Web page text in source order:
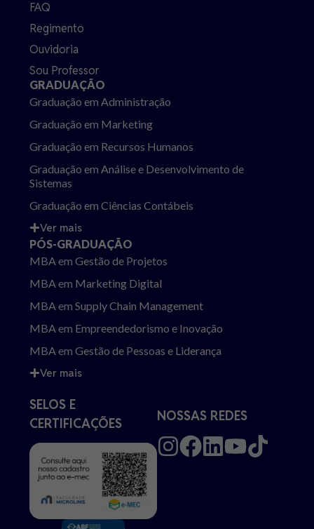
FAQ
Regimento
Ouvidoria
Sou Professor
GRADUAÇÃO
Graduação em Administração
Graduação em Marketing
Graduação em Recursos Humanos
Graduação em Análise e Desenvolvimento de
Sistemas
Graduação em Ciências Contábeis
Ver mais
PÓS-GRADUAÇÃO
MBA em Gestão de Projetos
MBA em Marketing Digital
MBA em Supply Chain Management
MBA em Empreendedorismo e Inovação
MBA em Gestão de Pessoas e Liderança
Ver mais
SELOS E
CERTIFICAÇÕES
NOSSAS REDES